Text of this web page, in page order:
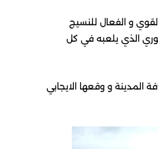
و الفعال للنسيج
الذي يلعبه في كل
المدينة و وقعها الايجابي